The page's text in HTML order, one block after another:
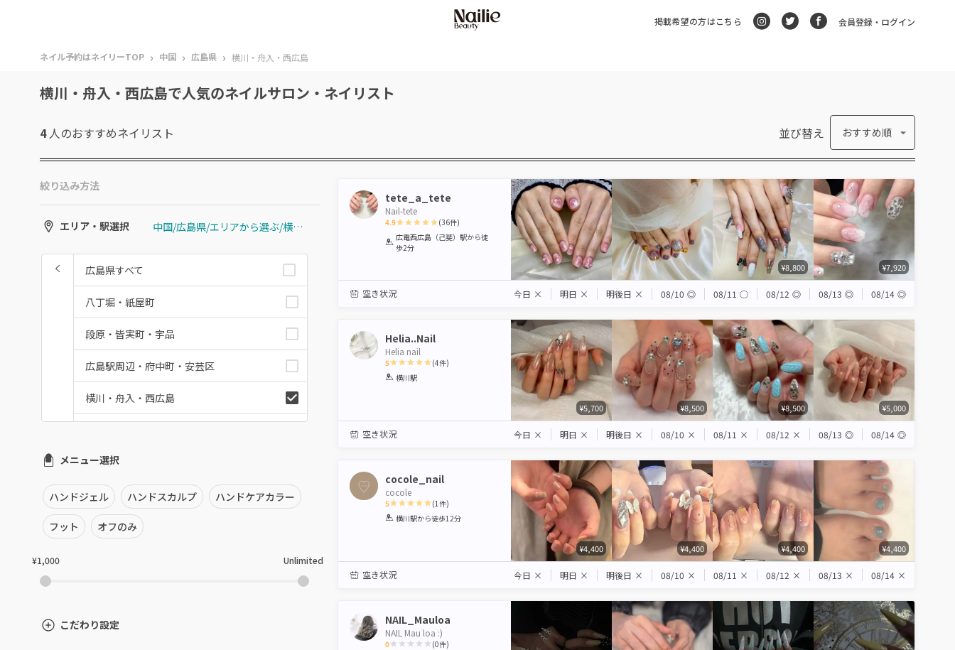
掲載希望の方はこちら 会員登録・ログイン
ネイル予約はネイリーTOP › 中国 › 広島県 › 横川・舟入・西広島
横川・舟入・西広島で人気のネイルサロン・ネイリスト
4人のおすすめネイリスト 並び替え おすすめ順
絞り込み方法
エリア・駅選択 中国/広島県/エリアから選ぶ/横川・舟入・西広島
広島県すべて
八丁堀・紙屋町
段原・皆実町・宇品
広島駅周辺・府中町・安芸区
横川・舟入・西広島
安佐南区・安佐北区
福山・尾道・三原
呉・竹原・東広島
メニュー選択
ハンドジェル ハンドスカルプ ハンドケアカラー
フット オフのみ
¥1,000 Unlimited
こだわり設定
tete_a_tete
Nail-tete
4.9
1
Star
2
Stars
3
Stars
4 5
(36件)
広電西広島（己斐）駅から徒
歩2分
¥8,800 ¥7,920
空き状況 今日 × 明日 × 明後日 × 08/10 ◎ 08/11 ◯ 08/12 ◎ 08/13 ◎ 08/14 ◎
Helia..Nail
Helia nail
5
1 2 3 4
(4件)
横川駅
¥5,700 ¥8,500 ¥8,500 ¥5,000
空き状況 今日 × 明日 × 明後日 × 08/10 × 08/11 × 08/12 × 08/13 ◎ 08/14 ◎
cocole_nail
cocole
5
1 2 3 4 5
(1 件)
横川駅から徒歩12分
¥4,400 ¥4,400 ¥4,400 ¥4,400
空き状況 今日 × 明日 × 明後日 × 08/10 × 08/11 × 08/12 × 08/13 × 08/14 ×
NAIL_Mauloa
NAIL Mau loa :)
0 (0件)